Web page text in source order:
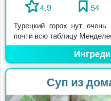
4.9 54
Турецкий горох нут
почти всю таблицу
Суп из